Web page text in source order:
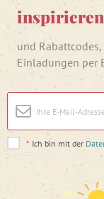
inspirieren
und
Einladungen per
* Ich bin mit der